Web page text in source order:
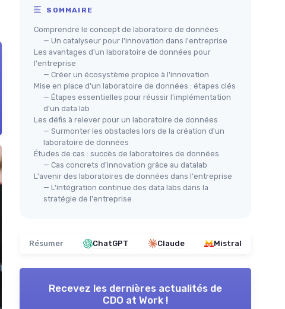
SOMMAIRE
Comprendre le concept de laboratoire de données
— Un catalyseur pour l'innovation dans l'entreprise
Les avantages d'un laboratoire de données pour
l'entreprise
— Créer un écosystème propice à l'innovation
Mise en place d'un laboratoire de données : étapes clés
— Étapes essentielles pour réussir l'implémentation
d'un data lab
Les défis à relever pour un laboratoire de données
— Surmonter les obstacles lors de la création d'un
laboratoire de données
Études de cas : succès de laboratoires de données
— Cas concrets d'innovation grâce au datalab
L'avenir des laboratoires de données dans l'entreprise
— L'intégration continue des data labs dans la
stratégie de l'entreprise
Résumer ChatGPT Claude Mistral
Recevez les dernières actualités de
CDO at Work !